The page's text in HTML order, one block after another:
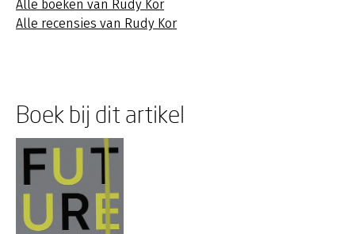
Alle boeken van Rudy Kor
Alle recensies van Rudy Kor
Boek bij dit artikel